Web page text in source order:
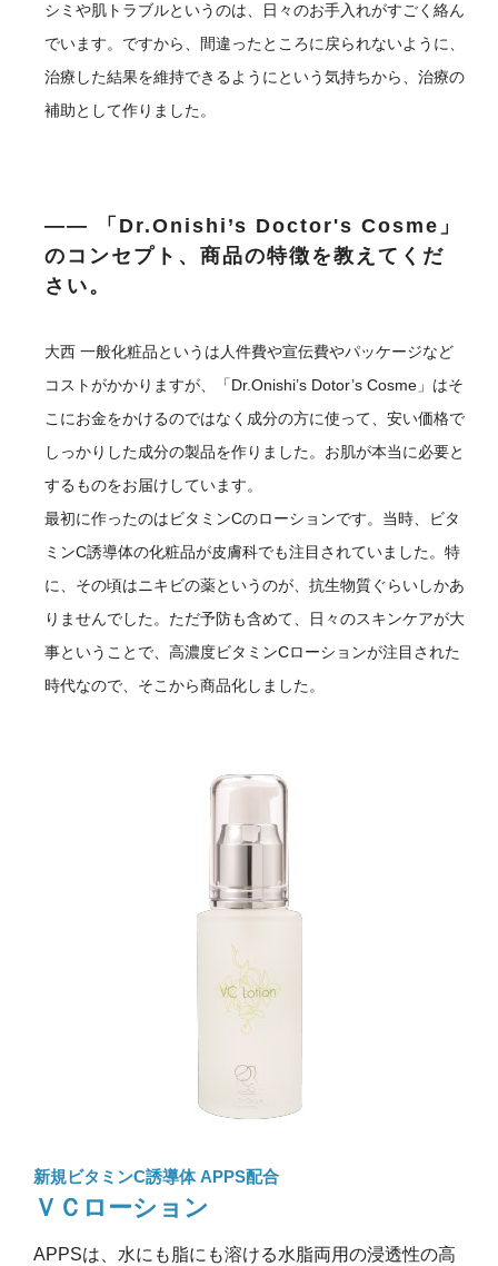
シミや肌トラブルというのは、日々のお手入れがすごく絡ん
でいます。ですから、間違ったところに戻られないように、
治療した結果を維持できるようにという気持ちから、治療の
補助として作りました。
―― 「Dr.Onishi’s Doctor's Cosme」
のコンセプト、商品の特徴を教えてくだ
さい。
大西 一般化粧品というは人件費や宣伝費やパッケージなど
コストがかかりますが、「Dr.Onishi’s Dotor’s Cosme」はそ
こにお金をかけるのではなく成分の方に使って、安い価格で
しっかりした成分の製品を作りました。お肌が本当に必要と
するものをお届けしています。
最初に作ったのはビタミンCのローションです。当時、ビタ
ミンC誘導体の化粧品が皮膚科でも注目されていました。特
に、その頃はニキビの薬というのが、抗生物質ぐらいしかあ
りませんでした。ただ予防も含めて、日々のスキンケアが大
事ということで、高濃度ビタミンCローションが注目された
時代なので、そこから商品化しました。
新規ビタミンC誘導体 APPS配合
ＶＣローション
APPSは、水にも脂にも溶ける水脂両用の浸透性の高